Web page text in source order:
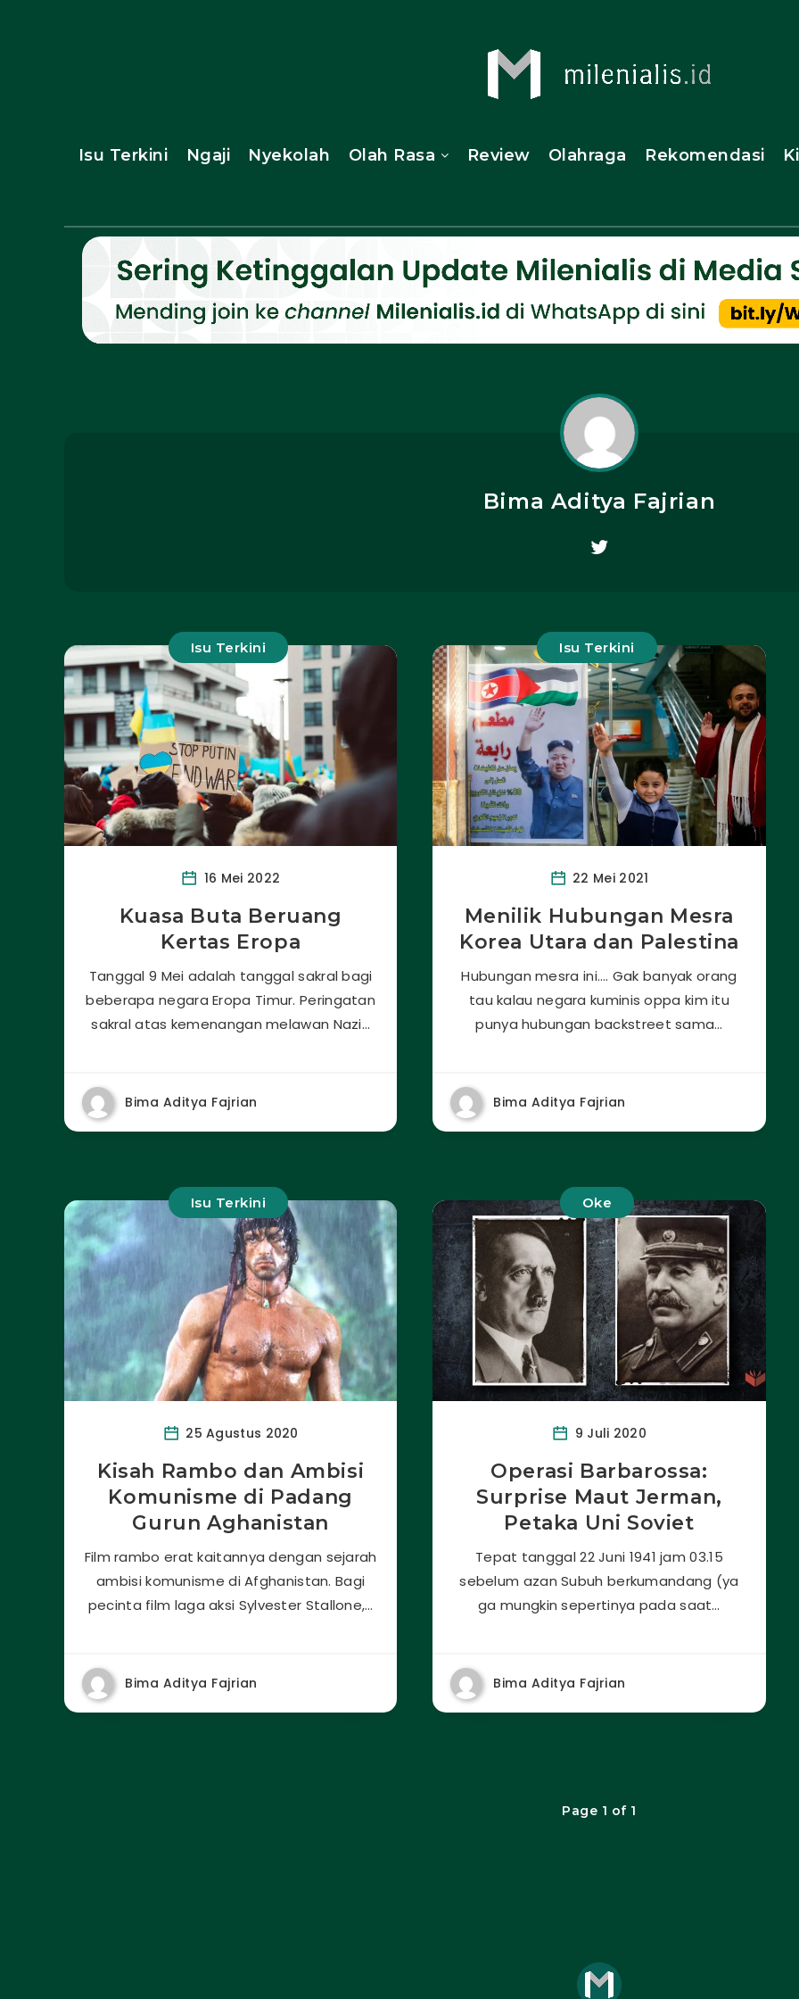
Isu Terkini Ngaji Nyekolah Olah Rasa Review Olahraga Rekomendasi
Bima Aditya Fajrian
Isu Terkini
16 Mei 2022
Kuasa Buta Beruang
Kertas Eropa
Tanggal 9 Mei adalah tanggal sakral bagi
beberapa negara Eropa Timur. Peringatan
sakral atas kemenangan melawan Nazi…
Bima Aditya Fajrian
Isu Terkini
22 Mei 2021
Menilik Hubungan Mesra
Korea Utara dan Palestina
Hubungan mesra ini…. Gak banyak orang
tau kalau negara kuminis oppa kim itu
punya hubungan backstreet sama…
Bima Aditya Fajrian
Isu Terkini
25 Agustus 2020
Kisah Rambo dan Ambisi
Komunisme di Padang
Gurun Aghanistan
Film rambo erat kaitannya dengan sejarah
ambisi komunisme di Afghanistan. Bagi
pecinta film laga aksi Sylvester Stallone,…
Bima Aditya Fajrian
Oke
9 Juli 2020
Operasi Barbarossa:
Surprise Maut Jerman,
Petaka Uni Soviet
Tepat tanggal 22 Juni 1941 jam 03.15
sebelum azan Subuh berkumandang (ya
ga mungkin sepertinya pada saat…
Bima Aditya Fajrian
Page 1 of 1